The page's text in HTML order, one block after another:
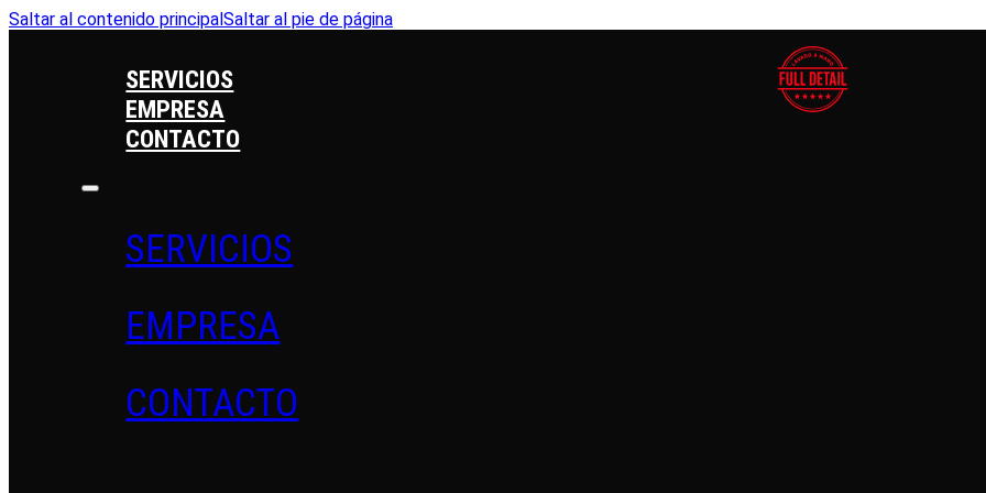
Saltar al contenido principalSaltar al pie de página
SERVICIOS
EMPRESA
CONTACTO
SERVICIOS
EMPRESA
CONTACTO